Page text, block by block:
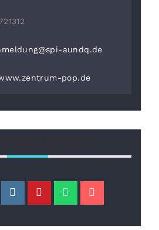
aundq.de
pop.de